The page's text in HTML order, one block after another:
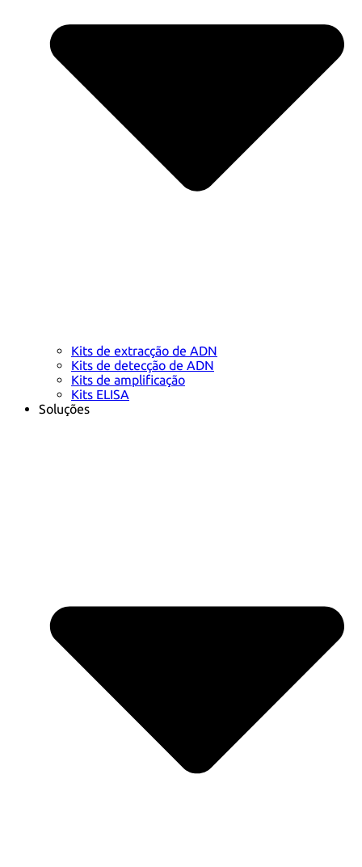
Kits de extracção de ADN
Kits de detecção de ADN
Kits de amplificação
Kits ELISA
Soluções